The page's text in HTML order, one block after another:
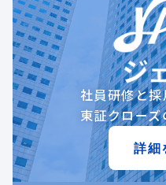
社員研修と
東証クロー
詳細